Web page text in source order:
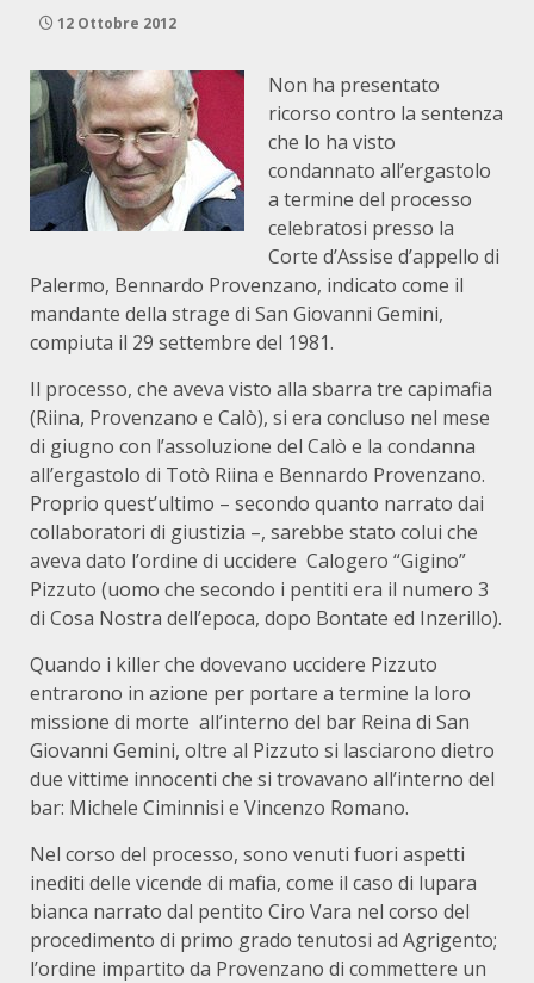
12 Ottobre 2012
Non ha presentato
ricorso contro la sentenza
che lo ha visto
condannato all’ergastolo
a termine del processo
celebratosi presso la
Corte d’Assise d’appello di
Palermo, Bennardo Provenzano, indicato come il
mandante della strage di San Giovanni Gemini,
compiuta il 29 settembre del 1981.
Il processo, che aveva visto alla sbarra tre capimafia
(Riina, Provenzano e Calò), si era concluso nel mese
di giugno con l’assoluzione del Calò e la condanna
all’ergastolo di Totò Riina e Bennardo Provenzano.
Proprio quest’ultimo – secondo quanto narrato dai
collaboratori di giustizia –, sarebbe stato colui che
aveva dato l’ordine di uccidere Calogero “Gigino”
Pizzuto (uomo che secondo i pentiti era il numero 3
di Cosa Nostra dell’epoca, dopo Bontate ed Inzerillo).
Quando i killer che dovevano uccidere Pizzuto
entrarono in azione per portare a termine la loro
missione di morte all’interno del bar Reina di San
Giovanni Gemini, oltre al Pizzuto si lasciarono dietro
due vittime innocenti che si trovavano all’interno del
bar: Michele Ciminnisi e Vincenzo Romano.
Nel corso del processo, sono venuti fuori aspetti
inediti delle vicende di mafia, come il caso di lupara
bianca narrato dal pentito Ciro Vara nel corso del
procedimento di primo grado tenutosi ad Agrigento;
l’ordine impartito da Provenzano di commettere un